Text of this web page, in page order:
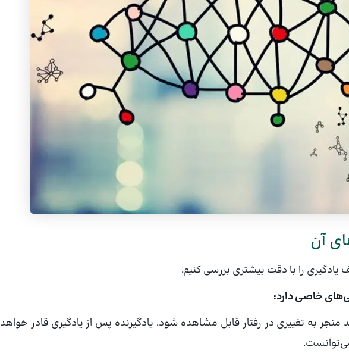
آن
یادگیری را با دقت بیشتری بررسی کنیم.
خاصی دارد:
منجر به تغییری در رفتار قابل مشاهده شود. یادگیرنده پس از یادگیری قادر خواهد